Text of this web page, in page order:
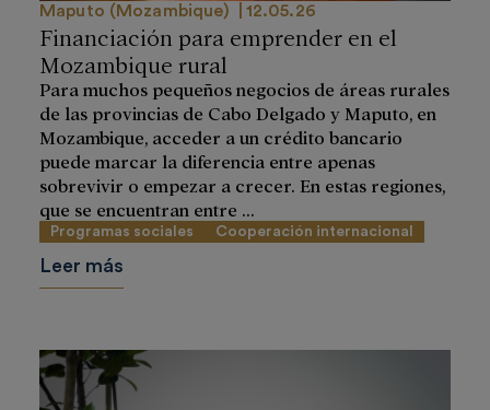
Maputo (Mozambique) 12.05.26
Financiación para emprender en el
Mozambique rural
Para muchos pequeños negocios de áreas rurales
de las provincias de Cabo Delgado y Maputo, en
Mozambique, acceder a un crédito bancario
puede marcar la diferencia entre apenas
sobrevivir o empezar a crecer. En estas regiones,
que se encuentran entre ...
Programas sociales Cooperación internacional
Leer más